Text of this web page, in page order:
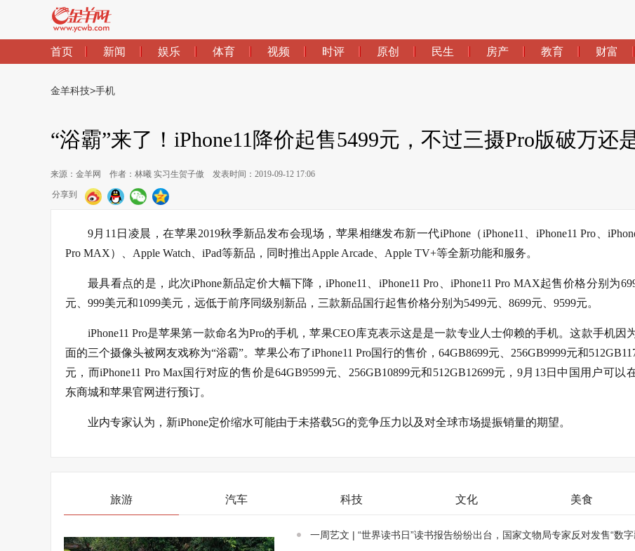
首页 新闻 娱乐 体育 视频 时评 原创 民生 房产 教育 财富
金羊科技>手机
“浴霸”来了！iPhone11降价起售5499元，不过三摄Pro版破万还
来源：金羊网 作者：林曦 实习生贺子傲 发表时间：2019-09-12 17:06
分享到
9月11日凌晨，在苹果2019秋季新品发布会现场，苹果相继发布新一代iPhone（iPhone11、iPhone11 Pro、
Pro MAX）、Apple Watch、iPad等新品，同时推出Apple Arcade、Apple TV+等全新功能和服务。
最具看点的是，此次iPhone新品定价大幅下降，iPhone11、iPhone11 Pro、iPhone11 Pro MAX起售价格分别为
元、999美元和1099美元，远低于前序同级别新品，三款新品国行起售价格分别为5499元、8699元、9599元。
iPhone11 Pro是苹果第一款命名为Pro的手机，苹果CEO库克表示这是是一款专业人士仰赖的手机。这款手机因
面的三个摄像头被网友戏称为“浴霸”。苹果公布了iPhone11 Pro国行的售价，64GB8699元、256GB9999元和
元，而iPhone11 Pro Max国行对应的售价是64GB9599元、256GB10899元和512GB12699元，9月13日中国用户可以
东商城和苹果官网进行预订。
业内专家认为，新iPhone定价缩水可能由于未搭载5G的竞争压力以及对全球市场提振销量的期望。
旅游 汽车 科技 文化 美食
一周艺文 | “世界读书日”读书报告纷纷出台，国家文物局专家反对发售“数